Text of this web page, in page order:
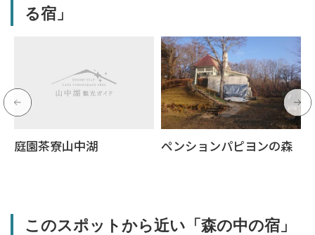
る宿」
庭園茶寮山中湖 ペンションパピヨンの森
このスポットから近い「森の中の宿」